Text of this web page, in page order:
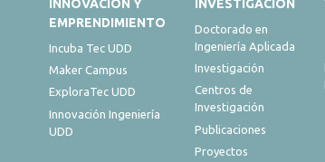
INNOVACIÓN Y
EMPRENDIMIENTO
Incuba Tec UDD
Maker Campus
ExploraTec UDD
Innovación Ingeniería
UDD
INVESTIGACIÓN
Doctorado en
Ingeniería Aplicada
Investigación
Centros de
Investigación
Publicaciones
Proyectos